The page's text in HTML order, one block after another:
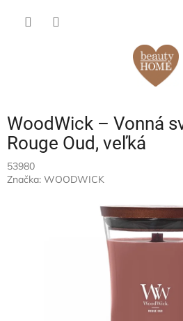
WoodWick – Vonná
Rouge Oud, veľká
53980
Značka: WOODWICK